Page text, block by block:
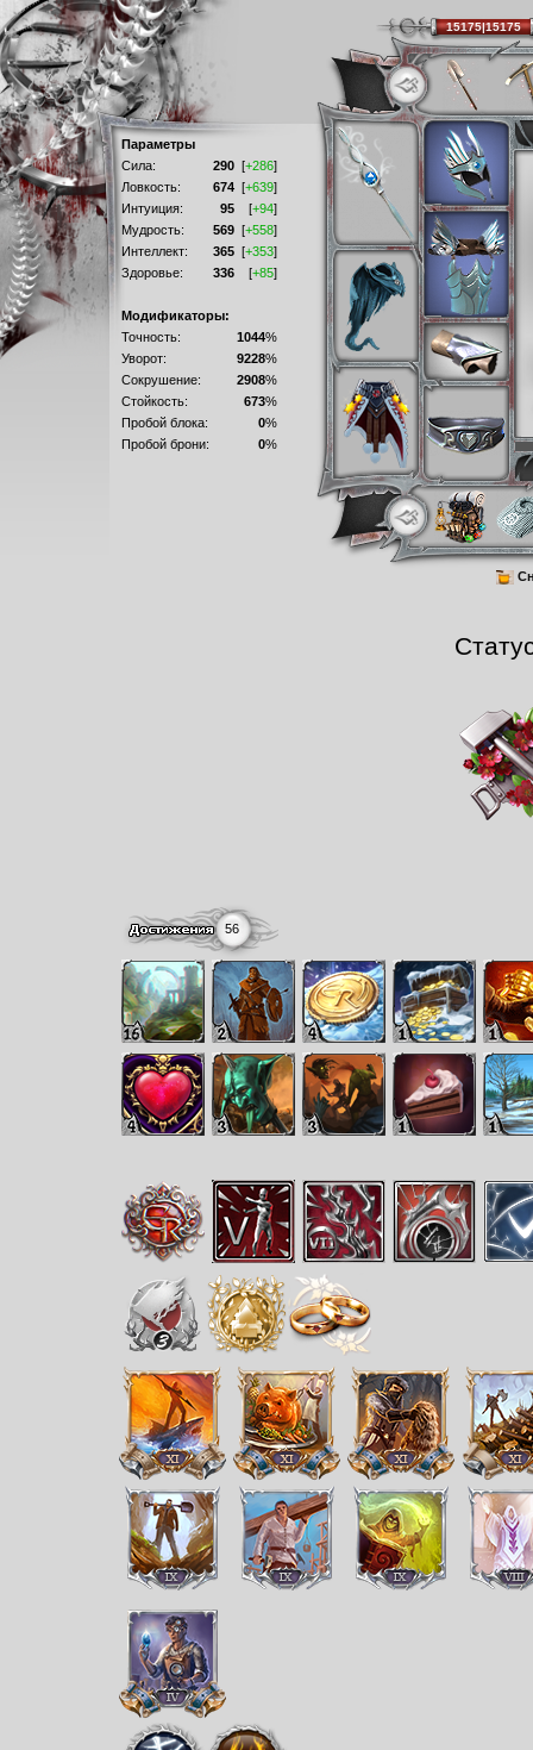
Параметры
Сила:
290 [+286]
Ловкость:
674 [+639]
Интуиция:
95 [+94]
Мудрость:
569 [+558]
Интеллект:
365 [+353]
Здоровье:
336 [+85]
Модификаторы:
Точность:
1044%
Уворот:
9228%
Сокрушение:
2908%
Стойкость:
673%
Пробой блока:
0%
Пробой брони:
0%
56
15175|15175